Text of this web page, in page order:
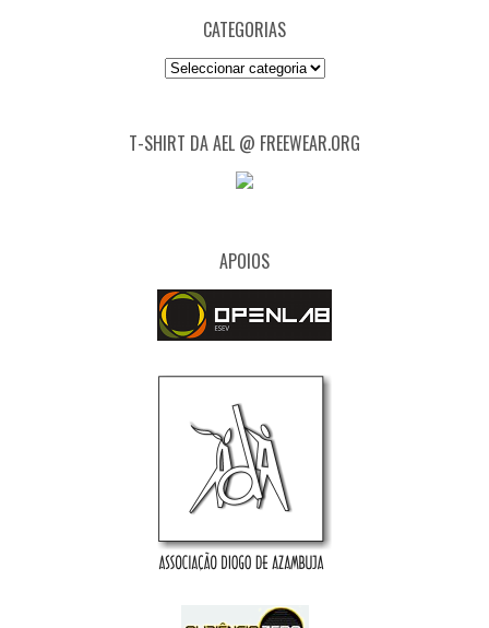
CATEGORIAS
Categorias
T-SHIRT DA AEL @ FREEWEAR.ORG
APOIOS